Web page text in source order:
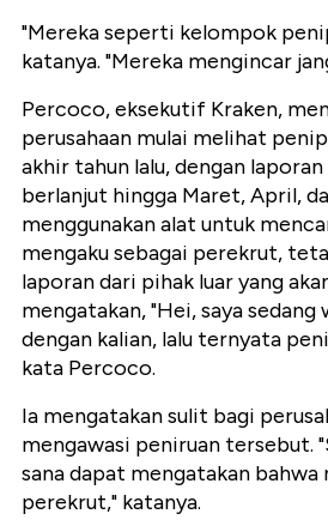
"Mereka seperti kelompok
katanya. "Mereka mengincar
Percoco, eksekutif Kraken,
perusahaan mulai melihat
akhir tahun lalu, dengan
berlanjut hingga Maret, April,
menggunakan alat untuk
mengaku sebagai perekrut,
laporan dari pihak luar yang
mengatakan, "Hei, saya sedang
dengan kalian, lalu ternyata
kata Percoco.
Ia mengatakan sulit bagi
mengawasi peniruan tersebut.
sana dapat mengatakan bahwa
perekrut," katanya.